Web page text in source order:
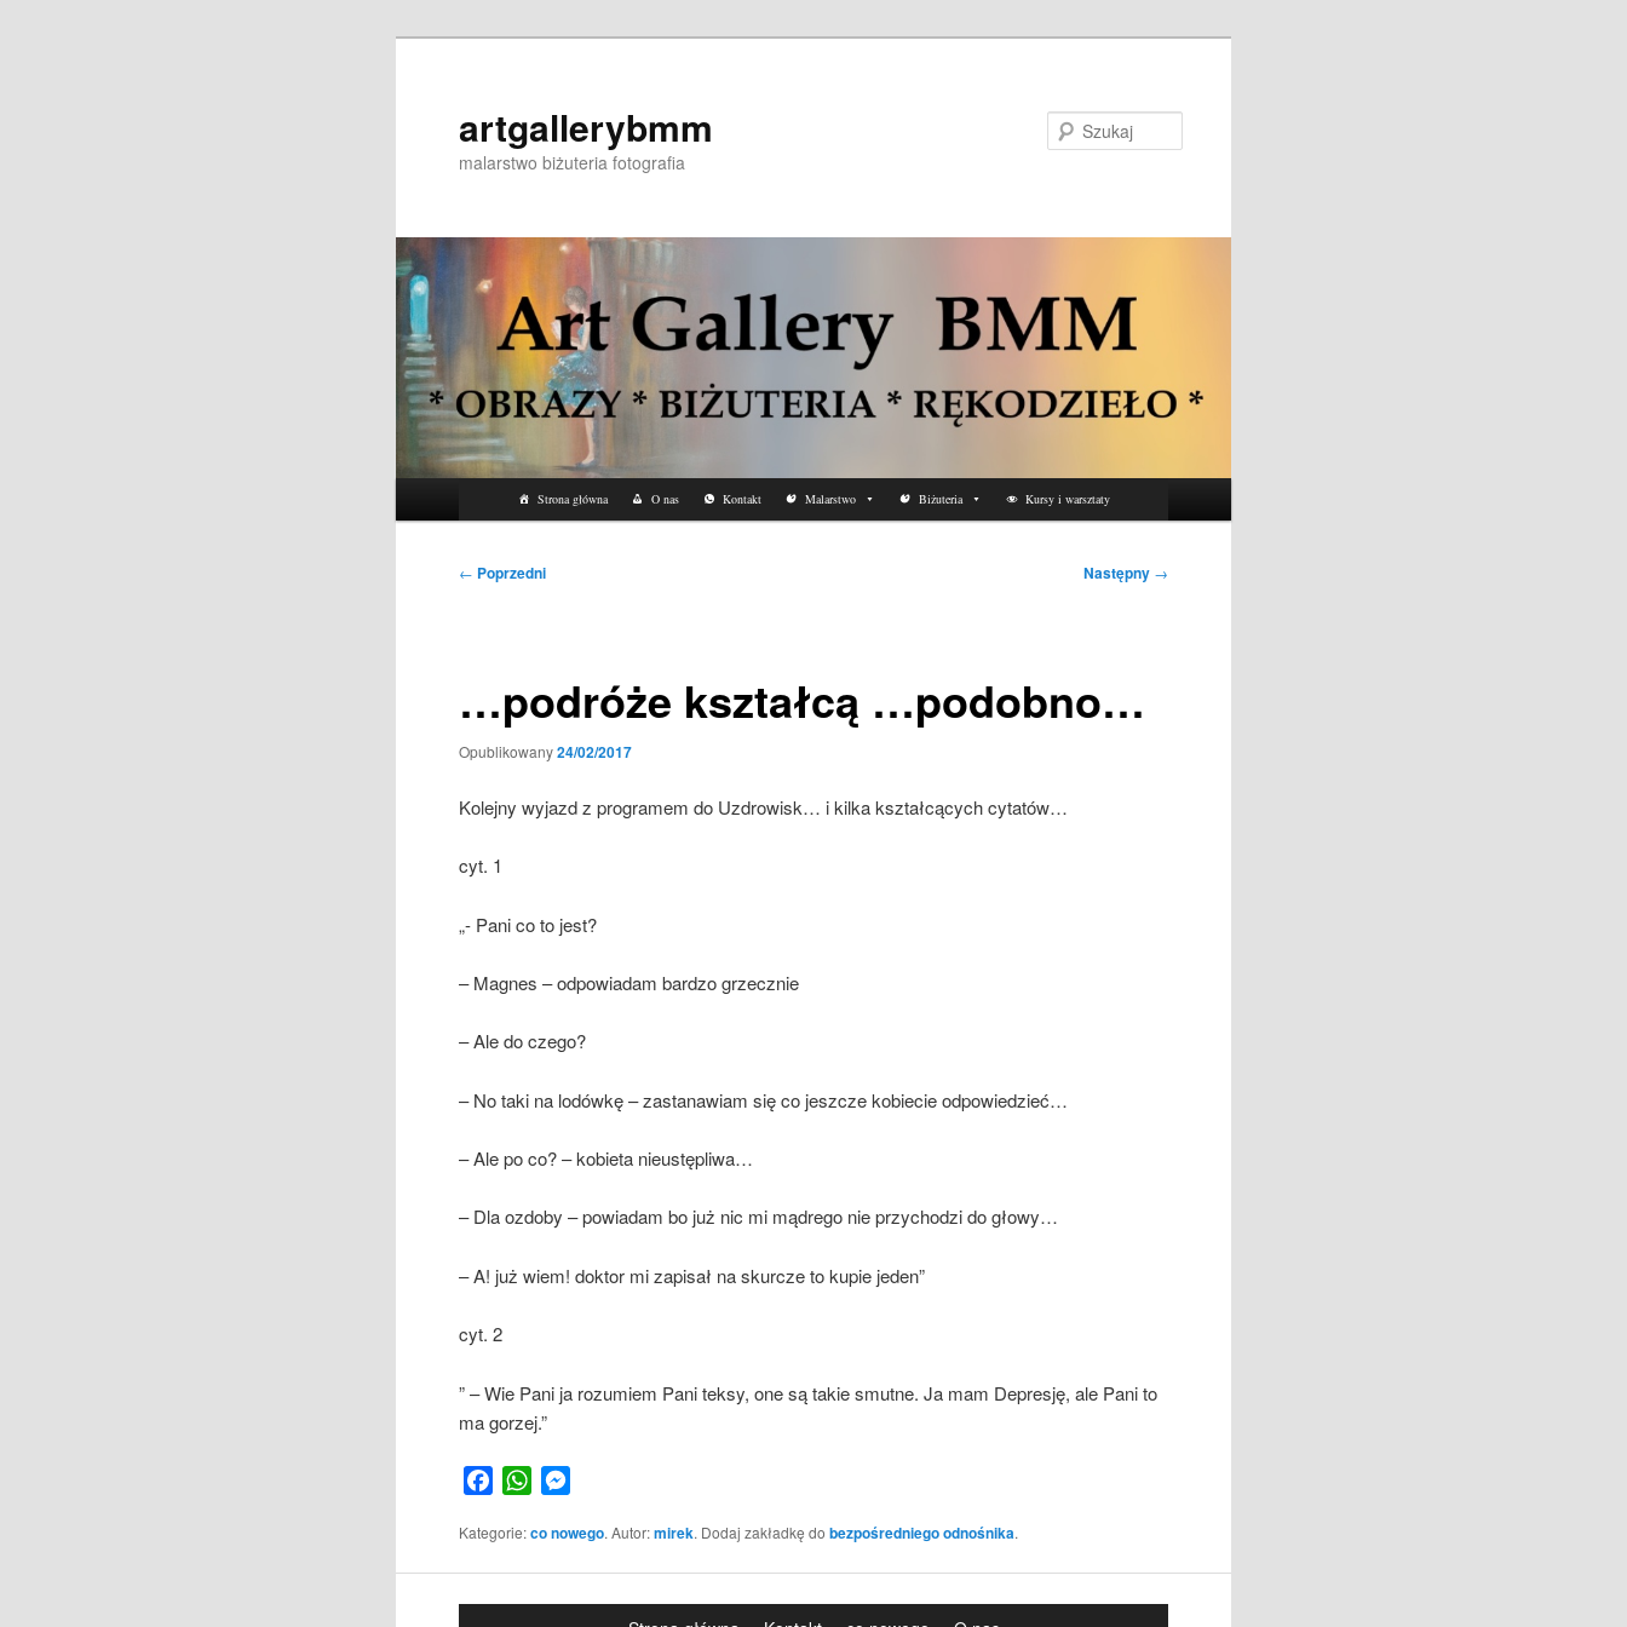
artgallerybmm
malarstwo biżuteria fotografia
menu
Strona główna O nas Kontakt Malarstwo Biżuteria Kursy i warsztaty
Nawigacja
← Poprzedni Następny →
…podróże kształcą …podobno…
Opublikowany24/02/2017
Kolejny wyjazd z programem do Uzdrowisk… i kilka kształcących cytatów…
cyt. 1
„- Pani co to jest?
– Magnes – odpowiadam bardzo grzecznie
– Ale do czego?
– No taki na lodówkę – zastanawiam się co jeszcze kobiecie odpowiedzieć…
– Ale po co? – kobieta nieustępliwa…
– Dla ozdoby – powiadam bo już nic mi mądrego nie przychodzi do głowy…
– A! już wiem! doktor mi zapisał na skurcze to kupie jeden”
cyt. 2
” – Wie Pani ja rozumiem Pani teksy, one są takie smutne. Ja mam Depresję, ale Pani to
ma gorzej.”
FacebookWhatsApp
Kategorie:co nowego. Autor:mirek. Dodaj zakładkę dobezpośredniego odnośnika.